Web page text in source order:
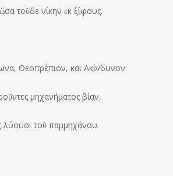
τοῦδε νίκην ἐκ ξίφους.
Θεοπρέπιον, και Aκίνδυνον.
μηχανήματος βίαν,
λύουσι τοῦ παμμηχάνου.